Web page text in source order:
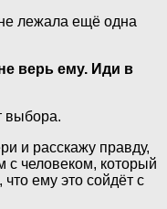
лежала ещё одна
верь ему. Иди в
выбора.
и расскажу правду,
с человеком, который
ему это сойдёт с